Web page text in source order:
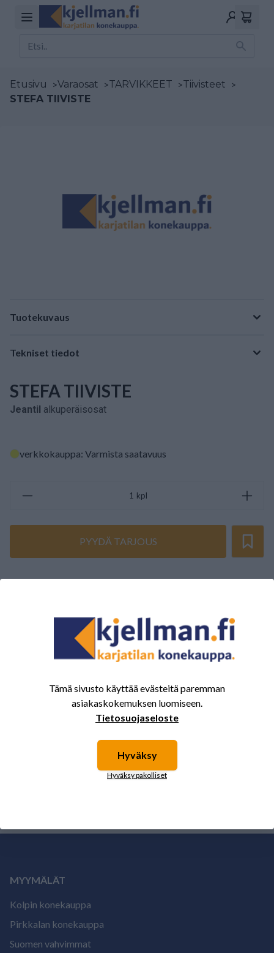
Etusivu >Varaosat >TARVIKKEET >Tiivisteet >
STEFA TIIVISTE
Tuotekuvaus
Tekniset tiedot
STEFA TIIVISTE
Jeantil alkuperäisosat
verkkokauppa: Varmista saatavuus
kpl
PYYDÄ TARJOUS
Tälle tuotteelle ei ole vielä arvioita.
MYYMÄLÄT
Kolpin konekauppa
Pirkkalan konekauppa
Suomen vahvimmat
Tämä sivusto käyttää evästeitä paremman
asiakaskokemuksen luomiseen.
Tietosuojaseloste
Hyväksy
Hyväksy pakolliset